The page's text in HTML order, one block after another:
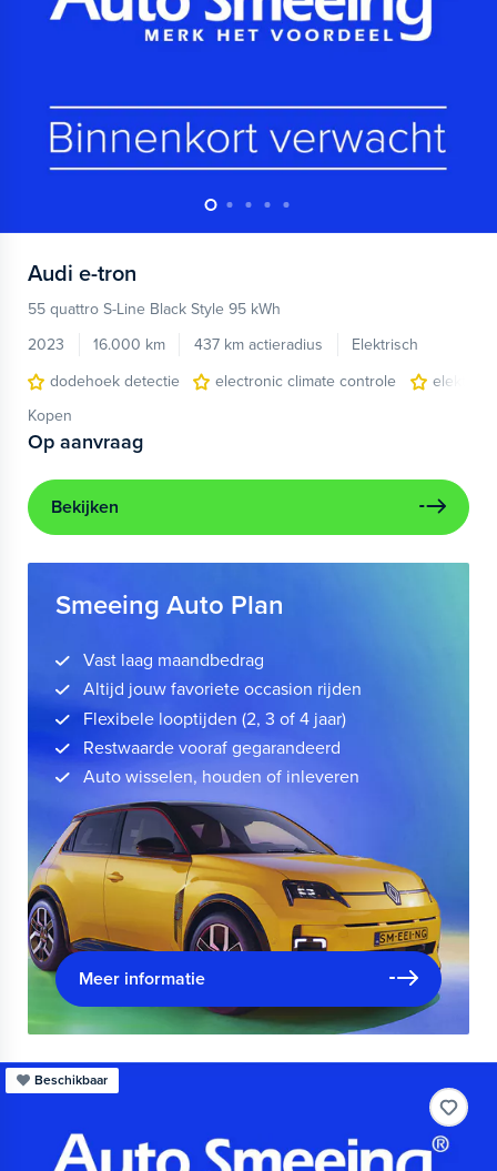
Audi e-tron
55 quattro S-Line Black Style 95 kWh
2023
16.000 km 437 km actieradius
Elektrisch
dodehoek detectie
electronic climate controle
Kopen
Op aanvraag
Bekijken
Smeeing Auto Plan
Vast laag maandbedrag
Altijd jouw favoriete occasion rijden
Flexibele looptijden (2, 3 of 4 jaar)
Restwaarde vooraf gegarandeerd
Auto wisselen, houden of inleveren
Meer informatie
Beschikbaar